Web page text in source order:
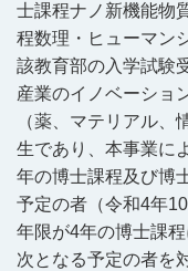
士課程ナノ新機能物
程数理・ヒューマン
該教育部の入学試験
産業のイノベーショ
（薬、マテリアル
生であり、本事業に
年の博士課程及び博
予定の者（令和4年
年限が4年の博士課
次となる予定の者を